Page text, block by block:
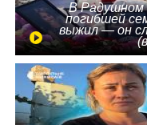
В Радушном
погибшей
выжил — он